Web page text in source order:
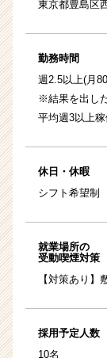
東京都豊島区
勤務時間
週2.5以上(月
※結果を出し
平均週3以上
休日・休暇
シフト希望制
就業場所の
受動喫煙対策
【対策あり】
採用予定人数
10名